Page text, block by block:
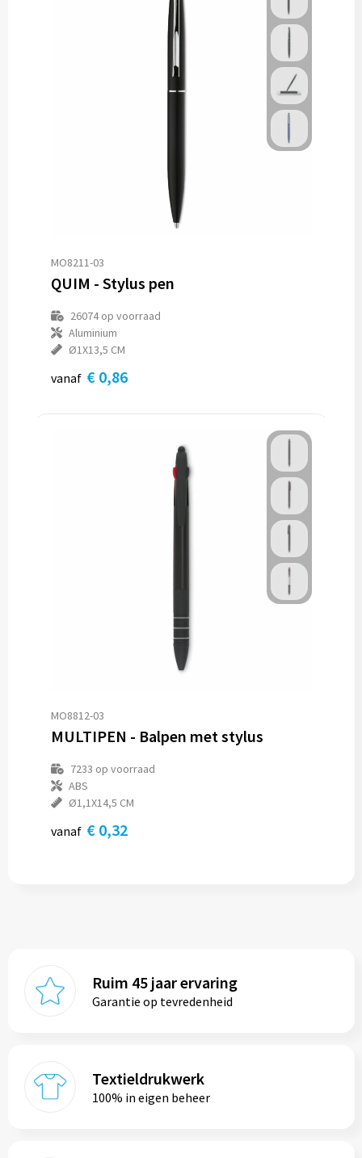
MO8211-03
QUIM - Stylus pen
26074op voorraad
Aluminium
Ø1X13,5 CM
vanaf € 0,86
MO8812-03
MULTIPEN - Balpen met stylus
7233 op voorraad
ABS
Ø1,1X14,5 CM
vanaf € 0,32
Ruim 45 jaar ervaring
Garantie op tevredenheid
Textieldrukwerk
100% in eigen beheer